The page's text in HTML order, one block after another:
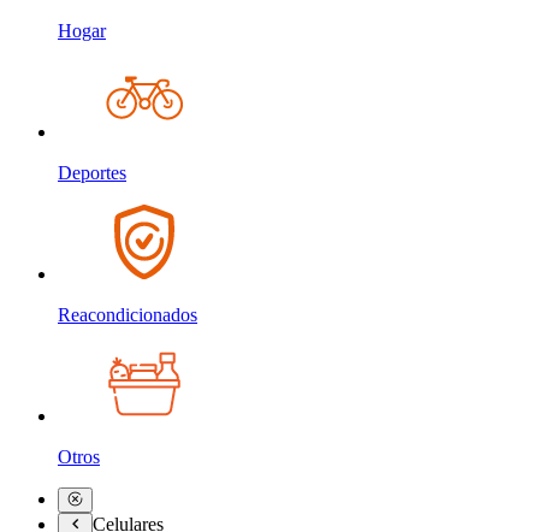
Hogar
Deportes
Reacondicionados
Otros
Celulares